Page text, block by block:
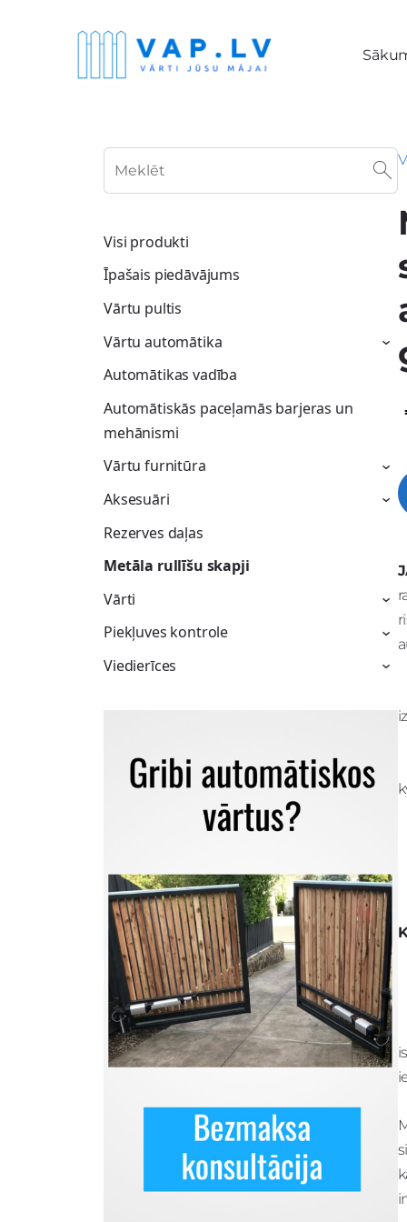
Visi produkti
Īpašais piedāvājums
Vārtu pultis
Vārtu automātika
›
Automātikas vadība
Automātiskās paceļamās barjeras un
mehānismi
Vārtu furnitūra
›
Aksesuāri ›
Rezerves daļas
Metāla rullīšu skapji
Vārti
›
Piekļuves kontrole ›
Viedierīces ›
Previous Next